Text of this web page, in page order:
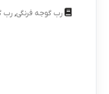
رب گوجه فرنگی,رب